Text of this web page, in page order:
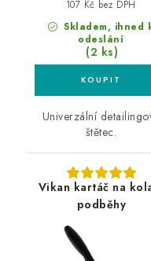
Skladem, ihned
odeslání
(2 ks)
107 Kč bez DPH
Univerzální
štětec.
Vikan kartáč na
podběhy